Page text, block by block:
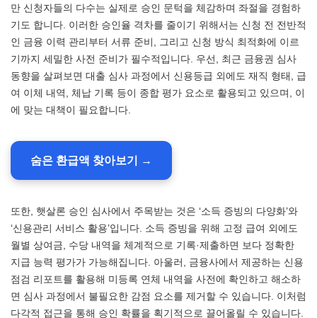
만 신청자들의 다수는 실제로 승인 문턱을 체감하며 좌절을 경험하
기도 합니다. 이러한 승인율 격차를 줄이기 위해서는 신청 전 전반적
인 금융 이력 관리부터 서류 준비, 그리고 신청 방식 최적화에 이르
기까지 세밀한 사전 준비가 필수적입니다. 우선, 최근 금융권 심사
동향을 살펴보면 대출 심사 과정에서 신용등급 외에도 재직 형태, 급
여 이체 내역, 체납 기록 등이 종합 평가 요소로 활용되고 있으며, 이
에 맞는 대책이 필요합니다.
숨은 환급액 찾아보기 →
또한, 햇살론 승인 심사에서 주목받는 것은 ‘소득 증빙의 다양화’와
‘신용관리 서비스 활용’입니다. 소득 증빙을 위해 고정 급여 외에도
월별 상여금, 수당 내역을 체계적으로 기록·제출하면 보다 정확한
지급 능력 평가가 가능해집니다. 아울러, 금융사에서 제공하는 신용
점검 리포트를 활용해 미등록 연체 내역을 사전에 확인하고 해소하
면 심사 과정에서 불필요한 감점 요소를 제거할 수 있습니다. 이처럼
다각적 접근을 통해 승인 확률을 획기적으로 끌어올릴 수 있습니다.